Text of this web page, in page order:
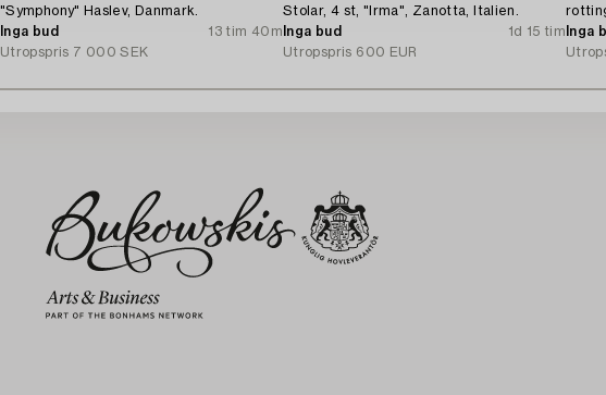
"Symphony" Haslev, Danmark.
Inga bud
13 tim 40m
Utropspris 7 000 SEK
Stolar, 4 st, "Irma", Zanotta, Italien.
Inga bud
1d 15 tim
Utropspris 600 EUR
Inga